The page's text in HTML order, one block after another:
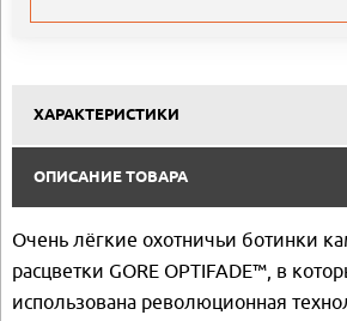
ХАРАКТЕРИСТИКИ
ОПИСАНИЕ ТОВАРА
Очень лёгкие охотничьи ботинки
расцветки GORE OPTIFADE™, в
использована революционная